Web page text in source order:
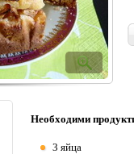
Необходими
3 яйца